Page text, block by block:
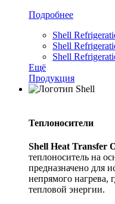
Подробнее
Shell
Shell
Shell
Ещё
Продукция
Теплоносители
Shell Heat Transfer
теплоноситель на
предназначено для
непрямого нагрева,
тепловой энергии.